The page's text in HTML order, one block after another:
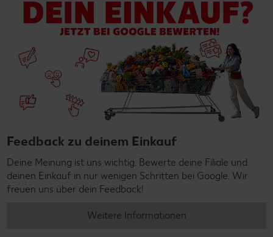
Feedback zu deinem Einkauf
Deine Meinung ist uns wichtig. Bewerte deine Filiale und
deinen Einkauf in nur wenigen Schritten bei Google. Wir
freuen uns über dein Feedback!
Weitere Informationen